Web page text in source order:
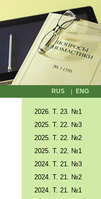
RUS ENG
2026. T. 23. №1
2025. T. 22. №3
2025. Т. 22. №2
2025. Т. 22. №1
2024. Т. 21. №3
2024. Т. 21. №2
2024. Т. 21. №1